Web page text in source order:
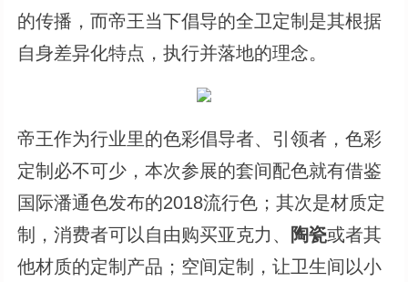
的传播，而帝王当下倡导的全卫定制是其根据
自身差异化特点，执行并落地的理念。
帝王作为行业里的色彩倡导者、引领者，色彩
定制必不可少，本次参展的套间配色就有借鉴
国际潘通色发布的2018流行色；其次是材质定
制，消费者可以自由购买亚克力、
陶瓷或者其
他材质的定制产品；空间定制，让卫生间以小